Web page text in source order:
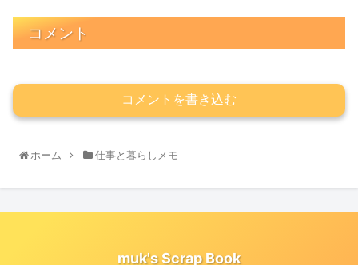
コメント
コメントを書き込む
ホーム 仕事と暮らしメモ
muk's Scrap Book